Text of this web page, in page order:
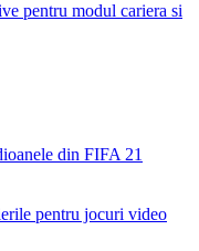
pentru modul cariera si
din FIFA 21
pentru jocuri video